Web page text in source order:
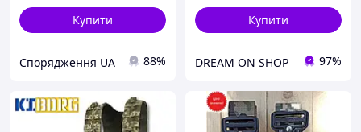
Купити
Спорядження UA 88%
Купити
DREAM ON SHOP 97%